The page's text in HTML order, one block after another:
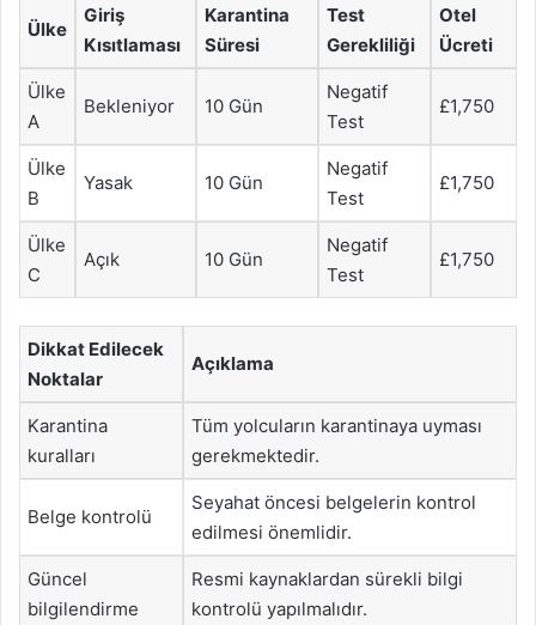
Ülke
Giriş
Kısıtlaması
Karantina
Süresi
Test
Gerekliliği
Otel
Ücreti
Ülke
A
Bekleniyor 10 Gün
Negatif
Test
£1,750
Ülke
B
Yasak 10 Gün
Negatif
Test
£1,750
Ülke
C
Açık 10 Gün
Negatif
Test
£1,750
Dikkat Edilecek
Noktalar
Açıklama
Karantina
kuralları
Tüm yolcuların karantinaya uyması
gerekmektedir.
Belge kontrolü
Seyahat öncesi belgelerin kontrol
edilmesi önemlidir.
Güncel
bilgilendirme
Resmi kaynaklardan sürekli bilgi
kontrolü yapılmalıdır.